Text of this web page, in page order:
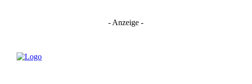
- Anzeige -